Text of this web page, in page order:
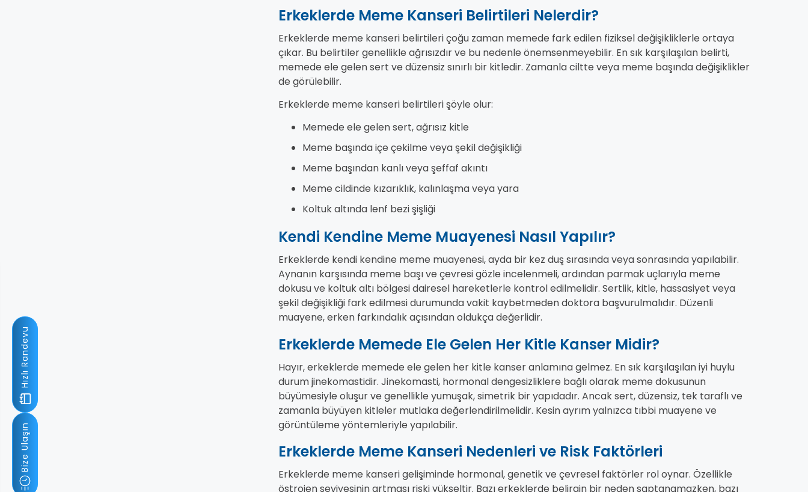
Erkeklerde Meme Kanseri Belirtileri Nelerdir?
Erkeklerde meme kanseri belirtileri çoğu zaman memede fark edilen fiziksel değişikliklerle ortaya
çıkar. Bu belirtiler genellikle ağrısızdır ve bu nedenle önemsenmeyebilir. En sık karşılaşılan belirti,
memede ele gelen sert ve düzensiz sınırlı bir kitledir. Zamanla ciltte veya meme başında değişiklikler
de görülebilir.
Erkeklerde meme kanseri belirtileri şöyle olur:
Memede ele gelen sert, ağrısız kitle
Meme başında içe çekilme veya şekil değişikliği
Meme başından kanlı veya şeffaf akıntı
Meme cildinde kızarıklık, kalınlaşma veya yara
Koltuk altında lenf bezi şişliği
Kendi Kendine Meme Muayenesi Nasıl Yapılır?
Erkeklerde kendi kendine meme muayenesi, ayda bir kez duş sırasında veya sonrasında yapılabilir.
Aynanın karşısında meme başı ve çevresi gözle incelenmeli, ardından parmak uçlarıyla meme
dokusu ve koltuk altı bölgesi dairesel hareketlerle kontrol edilmelidir. Sertlik, kitle, hassasiyet veya
şekil değişikliği fark edilmesi durumunda vakit kaybetmeden doktora başvurulmalıdır. Düzenli
muayene, erken farkındalık açısından oldukça değerlidir.
Erkeklerde Memede Ele Gelen Her Kitle Kanser Midir?
Hayır, erkeklerde memede ele gelen her kitle kanser anlamına gelmez. En sık karşılaşılan iyi huylu
durum jinekomastidir. Jinekomasti, hormonal dengesizliklere bağlı olarak meme dokusunun
büyümesiyle oluşur ve genellikle yumuşak, simetrik bir yapıdadır. Ancak sert, düzensiz, tek taraflı ve
zamanla büyüyen kitleler mutlaka değerlendirilmelidir. Kesin ayrım yalnızca tıbbi muayene ve
görüntüleme yöntemleriyle yapılabilir.
Erkeklerde Meme Kanseri Nedenleri ve Risk Faktörleri
Erkeklerde meme kanseri gelişiminde hormonal, genetik ve çevresel faktörler rol oynar. Özellikle
östrojen seviyesinin artması riski yükseltir. Bazı erkeklerde belirgin bir neden saptanamazken, bazı
Hızlı Randevu
Bize Ulaşın